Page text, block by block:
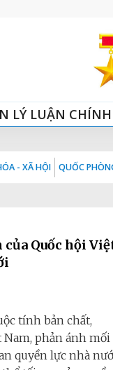
LÝ LUẬN
- XÃ HỘI QUỐC
Quốc hội
tính bản chất,
Nam, phản ánh mối
quyền lực nhà